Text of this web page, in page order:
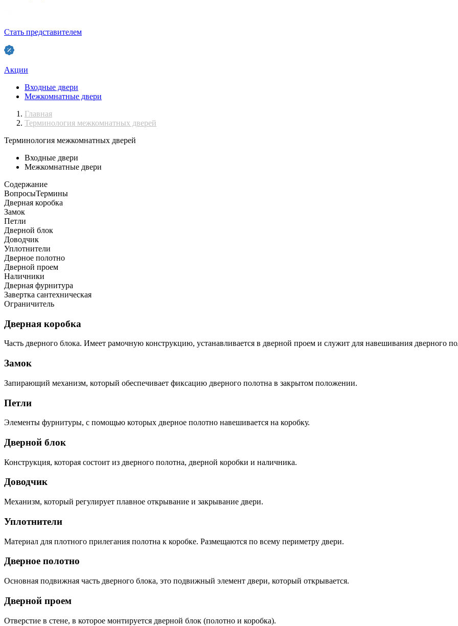
Стать представителем
Акции
Входные двери
Межкомнатные двери
Главная
Терминология межкомнатных дверей
Терминология межкомнатных дверей
Входные двери
Межкомнатные двери
Содержание
ВопросыТермины
Дверная коробка
Замок
Петли
Дверной блок
Доводчик
Уплотнители
Дверное полотно
Дверной проем
Наличники
Дверная фурнитура
Завертка сантехническая
Ограничитель
Дверная коробка
Часть дверного блока. Имеет рамочную конструкцию, устанавливается в дверной проем и служит для навешивания дверного
Замок
Запирающий механизм, который обеспечивает фиксацию дверного полотна в закрытом положении.
Петли
Элементы фурнитуры, с помощью которых дверное полотно навешивается на коробку.
Дверной блок
Конструкция, которая состоит из дверного полотна, дверной коробки и наличника.
Доводчик
Механизм, который регулирует плавное открывание и закрывание двери.
Уплотнители
Материал для плотного прилегания полотна к коробке. Размещаются по всему периметру двери.
Дверное полотно
Основная подвижная часть дверного блока, это подвижный элемент двери, который открывается.
Дверной проем
Отверстие в стене, в которое монтируется дверной блок (полотно и коробка).